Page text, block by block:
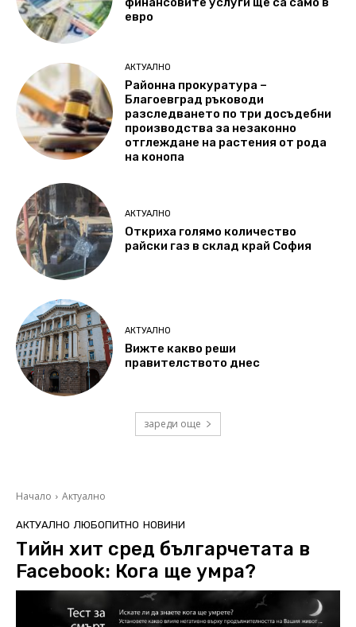
евро
АКТУАЛНО
Районна прокуратура –
Благоевград ръководи
разследването по три досъдебни
производства за незаконно
отглеждане на растения от рода
на конопа
АКТУАЛНО
Откриха голямо количество
райски газ в склад край София
АКТУАЛНО
Вижте какво реши
правителството днес
зареди още